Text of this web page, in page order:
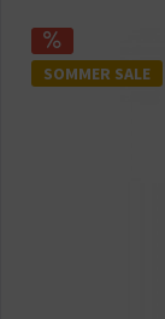
SOMMER SALE